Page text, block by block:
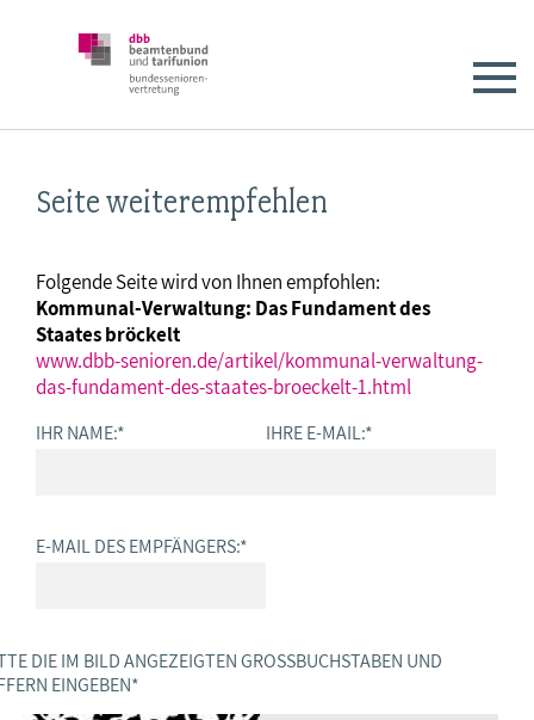
Seite weiterempfehlen
Folgende Seite wird von Ihnen empfohlen:
Kommunal-Verwaltung: Das Fundament des
Staates bröckelt
www.dbb-senioren.de/artikel/kommunal-verwaltung-
das-fundament-des-staates-broeckelt-1.html
IHR NAME:* IHRE E-MAIL:*
E-MAIL DES EMPFÄNGERS:*
DIE IM BILD ANGEZEIGTEN GROSSBUCHSTABEN UND Z
EINGEBEN *